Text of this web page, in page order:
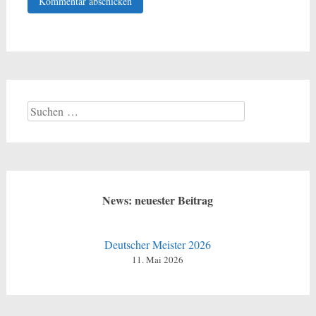
Suchen
nach:
News: neuester Beitrag
Deutscher Meister 2026
11. Mai 2026